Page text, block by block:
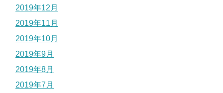
2019年12月
2019年11月
2019年10月
2019年9月
2019年8月
2019年7月